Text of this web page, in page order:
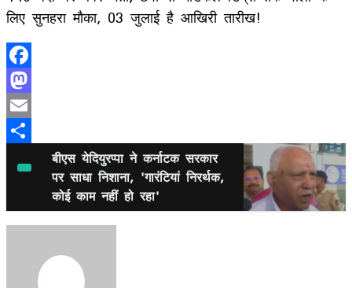
Facebook
Mastodon
Email
Share
बीएस येदियुरप्पा ने कर्नाटक सरकार
पर साधा निशाना, 'गारंटियां निरर्थक,
कोई काम नहीं हो रहा'